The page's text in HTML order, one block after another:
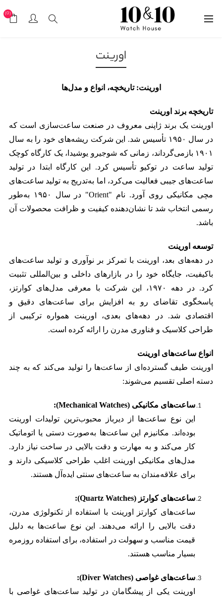
(0)
اورینت
اورینت: تاریخچه، انواع و مدل‌ها
تاریخچه برند اورینت
اورینت یک برند ژاپنی معروف در صنعت ساعت‌سازی است که
در سال ۱۹۵۰ تأسیس شد. این شرکت ریشه‌های خود را به سال
۱۹۰۱ بازمی‌گرداند، زمانی که شوجیرو یوشیدا، یک کارگاه کوچک
تولید ساعت در توکیو تأسیس کرد. این کارگاه ابتدا در تولید
ساعت‌های جیبی فعالیت می‌کرد، اما به‌تدریج به تولید ساعت‌های
مچی مکانیکی روی آورد. نام "Orient" در سال ۱۹۵۰ به‌طور
رسمی انتخاب شد تا نشان‌دهنده کیفیت و ظرافت محصولات آن
باشد.
توسعه اورینت
در دهه‌های بعد، اورینت با تمرکز بر نوآوری و تولید ساعت‌های
باکیفیت، جایگاه خود را در بازارهای داخلی و بین‌المللی تثبیت
کرد. در دهه ۱۹۷۰، این شرکت با معرفی مدل‌های کوارتز،
پاسخگوی تقاضای رو به افزایش برای ساعت‌های دقیق و
اقتصادی شد. در دهه‌های بعدی، اورینت همواره ترکیبی از
طراحی کلاسیک و فناوری مدرن را ارائه کرده است.
انواع ساعت‌های اورینت
اورینت طیف گسترده‌ای از ساعت‌ها را تولید می‌کند که به چند
دسته اصلی تقسیم می‌شوند:
ساعت‌های مکانیکی (Mechanical Watches):
این نوع ساعت‌ها از دیرباز محبوب‌ترین تولیدات اورینت
بوده‌اند. مکانیزم این ساعت‌ها به‌صورت دستی یا اتوماتیک
کار می‌کند و به مهارت و دقت بالایی در ساخت نیاز دارد.
مدل‌های مکانیکی اورینت اغلب طراحی کلاسیکی دارند و
برای علاقه‌مندان به ساعت‌های سنتی ایده‌آل هستند.
ساعت‌های کوارتز (Quartz Watches):
ساعت‌های کوارتز اورینت با استفاده از تکنولوژی مدرن،
دقت بالایی را ارائه می‌دهند. این نوع ساعت‌ها به دلیل
قیمت مناسب و سهولت در استفاده، برای استفاده روزمره
بسیار مناسب هستند.
ساعت‌های غواصی (Diver Watches):
اورینت یکی از پیشگامان در تولید ساعت‌های غواصی با